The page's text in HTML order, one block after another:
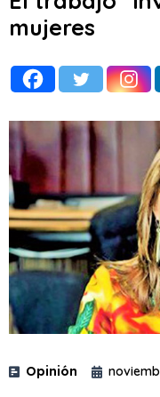
mujeres
Opinión